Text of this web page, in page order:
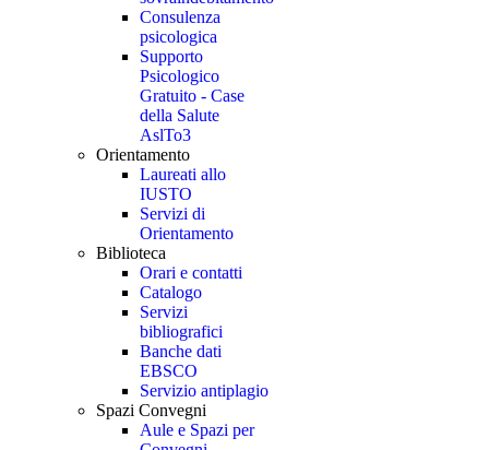
Consulenza
psicologica
Supporto
Psicologico
Gratuito - Case
della Salute
AslTo3
Orientamento
Laureati allo
IUSTO
Servizi di
Orientamento
Biblioteca
Orari e contatti
Catalogo
Servizi
bibliografici
Banche dati
EBSCO
Servizio antiplagio
Spazi Convegni
Aule e Spazi per